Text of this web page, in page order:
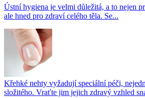
Ústní hygiena je velmi důležitá, a to nejen
ale hned pro zdraví celého těla. Se...
Křehké nehty vyžadují speciální péči,
složitého. Vraťte jim jejich zdravý vzhled